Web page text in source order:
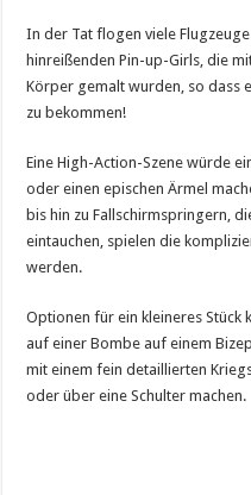
In der Tat flogen viele
hinreißenden Pin-up-Girls, die
Körper gemalt wurden, so dass
zu bekommen!
Eine High-Action-Szene würde
oder einen epischen Ärmel
bis hin zu Fallschirmspringern,
eintauchen, spielen die
werden.
Optionen für ein kleineres Stück
auf einer Bombe auf einem
mit einem fein detaillierten
oder über eine Schulter machen.